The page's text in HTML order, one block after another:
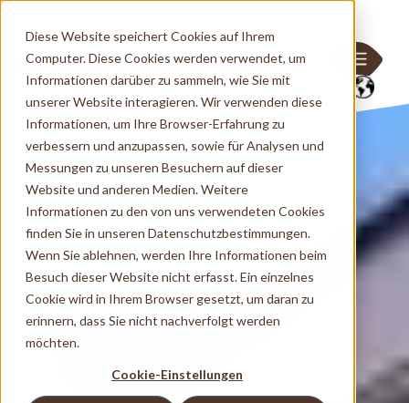
Diese Website speichert Cookies auf Ihrem
Computer. Diese Cookies werden verwendet, um
Informationen darüber zu sammeln, wie Sie mit
unserer Website interagieren. Wir verwenden diese
Informationen, um Ihre Browser-Erfahrung zu
verbessern und anzupassen, sowie für Analysen und
Messungen zu unseren Besuchern auf dieser
Website und anderen Medien. Weitere
Informationen zu den von uns verwendeten Cookies
finden Sie in unseren Datenschutzbestimmungen.
Wenn Sie ablehnen, werden Ihre Informationen beim
Besuch dieser Website nicht erfasst. Ein einzelnes
Cookie wird in Ihrem Browser gesetzt, um daran zu
erinnern, dass Sie nicht nachverfolgt werden
möchten.
Cookie-Einstellungen